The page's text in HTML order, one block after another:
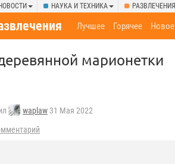
НОВОСТИ НАУКА И ТЕХНИКА РАЗВЛЕЧЕНИЯ
Лучшее Горячее Новое
марионетки
waplaw 31 Мая 2022